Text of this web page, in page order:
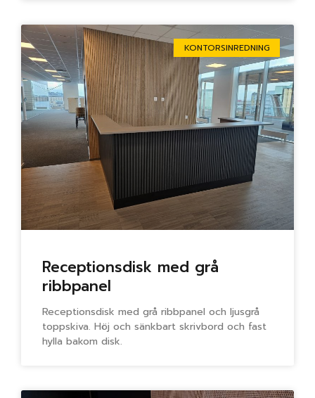
KONTORSINREDNING
Receptionsdisk med grå
ribbpanel
Receptionsdisk med grå ribbpanel och ljusgrå
toppskiva. Höj och sänkbart skrivbord och fast
hylla bakom disk.